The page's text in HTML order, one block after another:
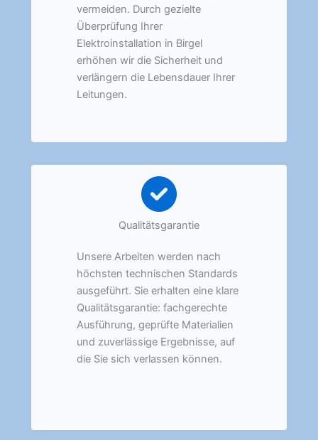
vermeiden. Durch gezielte
Überprüfung Ihrer
Elektroinstallation in Birgel
erhöhen wir die Sicherheit und
verlängern die Lebensdauer Ihrer
Leitungen.
Qualitätsgarantie
Unsere Arbeiten werden nach
höchsten technischen Standards
ausgeführt. Sie erhalten eine klare
Qualitätsgarantie: fachgerechte
Ausführung, geprüfte Materialien
und zuverlässige Ergebnisse, auf
die Sie sich verlassen können.